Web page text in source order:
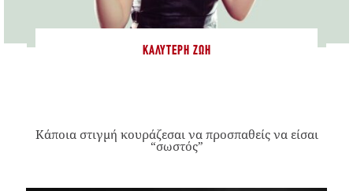
ΚΑΛΎΤΕΡΗ ΖΩΉ
Κάποια στιγμή κουράζεσαι να προσπαθείς να είσαι
“σωστός”